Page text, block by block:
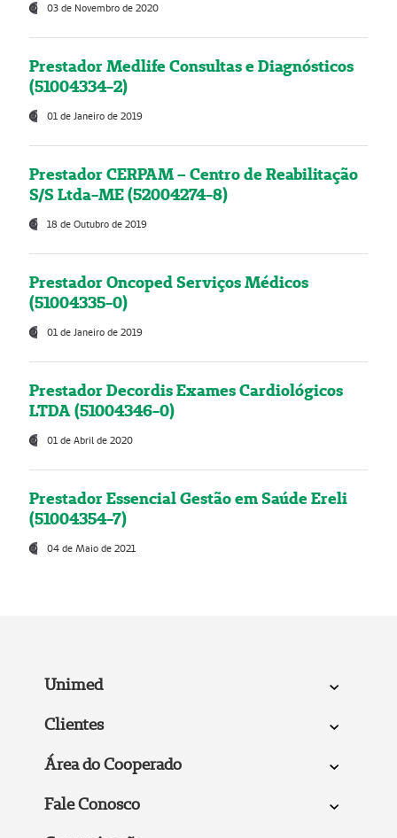
03 de Novembro de 2020
Prestador Medlife Consultas e Diagnósticos
(51004334-2)
01 de Janeiro de 2019
Prestador CERPAM – Centro de Reabilitação
S/S Ltda-ME (52004274-8)
18 de Outubro de 2019
Prestador Oncoped Serviços Médicos
(51004335-0)
01 de Janeiro de 2019
Prestador Decordis Exames Cardiológicos
LTDA (51004346-0)
01 de Abril de 2020
Prestador Essencial Gestão em Saúde Ereli
(51004354-7)
04 de Maio de 2021
Unimed
Clientes
Área do Cooperado
Fale Conosco